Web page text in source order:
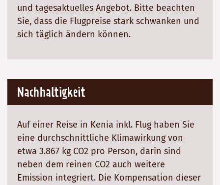
und tagesaktuelles Angebot. Bitte beachten
Sie, dass die Flugpreise stark schwanken und
sich täglich ändern können.
Nachhaltigkeit
Auf einer Reise in Kenia inkl. Flug haben Sie
eine durchschnittliche Klimawirkung von
etwa 3.867 kg CO2 pro Person, darin sind
neben dem reinen CO2 auch weitere
Emission integriert. Die Kompensation dieser